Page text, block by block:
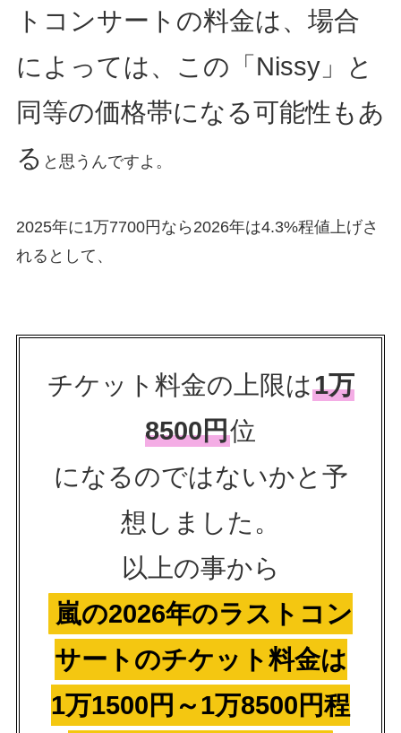
トコンサートの料金は、場合
によっては、この「Nissy」と
同等の価格帯になる可能性もあ
る と思うんですよ。
2025年に1万7700円なら2026年は4.3%程値上げさ
れるとして、
チケット料金の上限は1万
8500円位
になるのではないかと予
想しました。
以上の事から
嵐の2026年のラストコン
サートのチケット料金は
1万1500円～1万8500円程